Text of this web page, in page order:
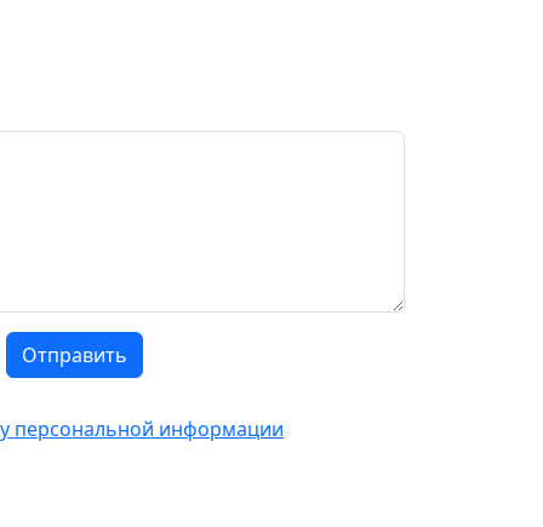
Отправить
персональной информации